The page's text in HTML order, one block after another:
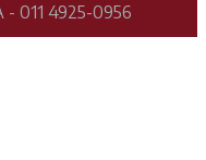
- 011 4925-0956